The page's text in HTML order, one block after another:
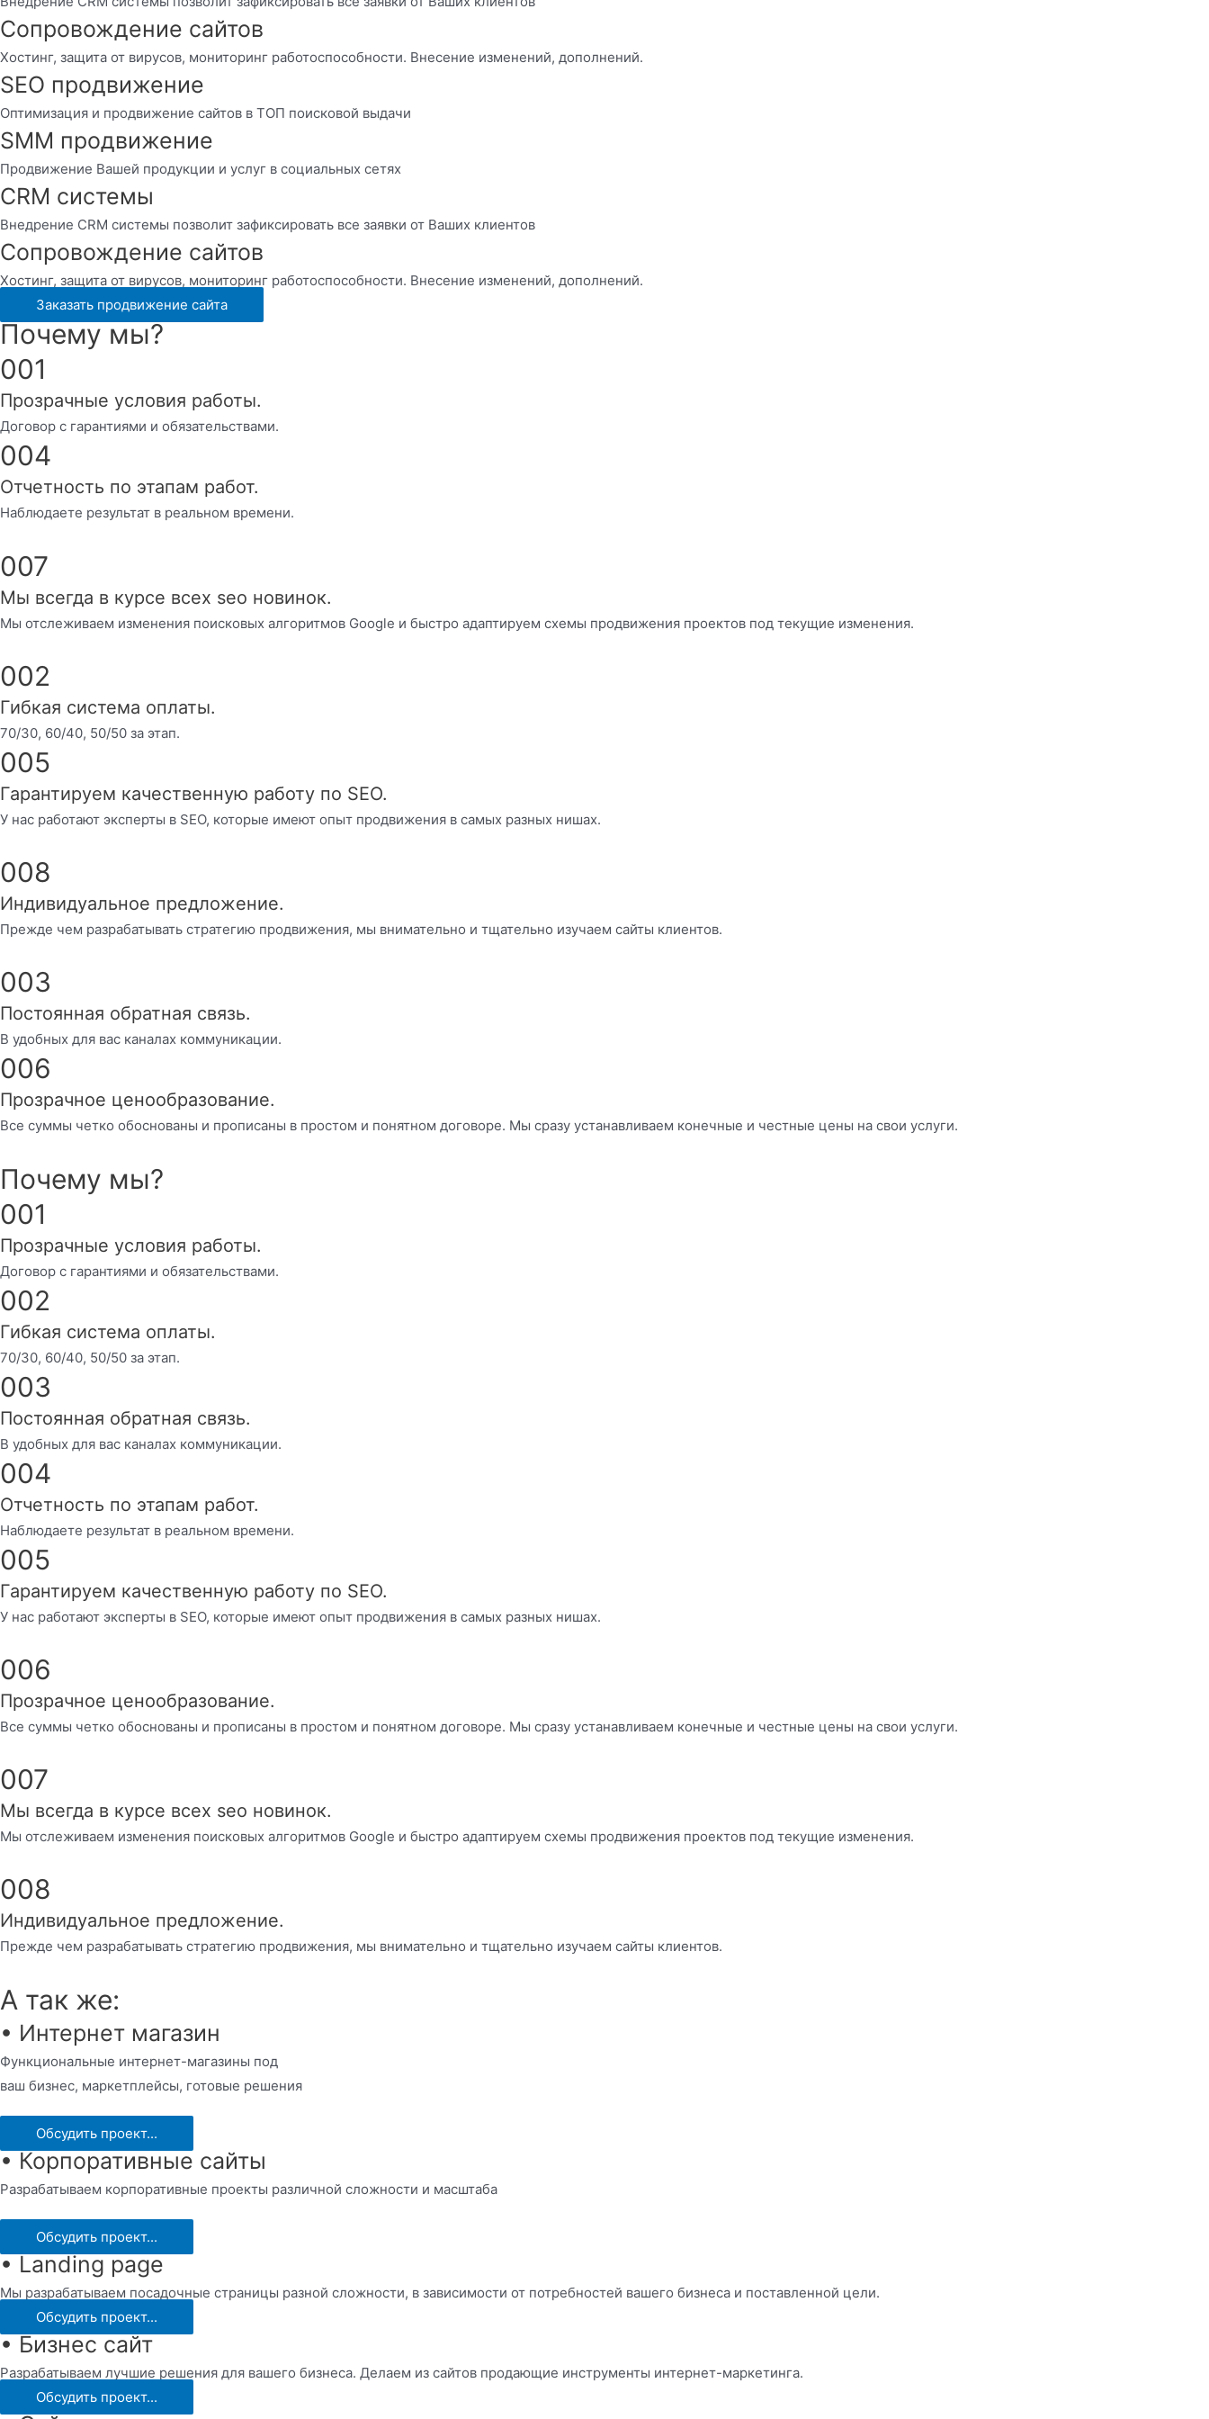
Сопровождение сайтов
Хостинг, защита от вирусов, мониторинг работоспособности. Внесение изменений, дополнений.
SEO продвижение
Оптимизация и продвижение сайтов в ТОП поисковой выдачи
SMM продвижение
Продвижение Вашей продукции и услуг в социальных сетях
CRM системы
Внедрение CRM системы позволит зафиксировать все заявки от Ваших клиентов
Сопровождение сайтов
Хостинг, защита от вирусов, мониторинг работоспособности. Внесение изменений, дополнений.
Заказать продвижение сайта
Почему мы?
001
Прозрачные условия работы.
Договор с гарантиями и обязательствами.
004
Отчетность по этапам работ.
Наблюдаете результат в реальном времени.
007
Мы всегда в курсе всех seo новинок.
Мы отслеживаем изменения поисковых алгоритмов Google и быстро адаптируем схемы продвижения проектов под текущие изменения.
002
Гибкая система оплаты.
70/30, 60/40, 50/50 за этап.
005
Гарантируем качественную работу по SEO.
У нас работают эксперты в SEO, которые имеют опыт продвижения в самых разных нишах.
008
Индивидуальное предложение.
Прежде чем разрабатывать стратегию продвижения, мы внимательно и тщательно изучаем сайты клиентов.
003
Постоянная обратная связь.
В удобных для вас каналах коммуникации.
006
Прозрачное ценообразование.
Все суммы четко обоснованы и прописаны в простом и понятном договоре. Мы сразу устанавливаем конечные и честные цены на свои услуги.
Почему мы?
001
Прозрачные условия работы.
Договор с гарантиями и обязательствами.
002
Гибкая система оплаты.
70/30, 60/40, 50/50 за этап.
003
Постоянная обратная связь.
В удобных для вас каналах коммуникации.
004
Отчетность по этапам работ.
Наблюдаете результат в реальном времени.
005
Гарантируем качественную работу по SEO.
У нас работают эксперты в SEO, которые имеют опыт продвижения в самых разных нишах.
006
Прозрачное ценообразование.
Все суммы четко обоснованы и прописаны в простом и понятном договоре. Мы сразу устанавливаем конечные и честные цены на свои услуги.
007
Мы всегда в курсе всех seo новинок.
Мы отслеживаем изменения поисковых алгоритмов Google и быстро адаптируем схемы продвижения проектов под текущие изменения.
008
Индивидуальное предложение.
Прежде чем разрабатывать стратегию продвижения, мы внимательно и тщательно изучаем сайты клиентов.
А так же:
• Интернет магазин
Функциональные интернет-магазины под
ваш бизнес, маркетплейсы, готовые решения
Обсудить проект...
• Корпоративные сайты
Разрабатываем корпоративные проекты различной сложности и масштаба
Обсудить проект...
• Landing page
Мы разрабатываем посадочные страницы разной сложности, в зависимости от потребностей вашего бизнеса и поставленной цели.
Обсудить проект...
• Бизнес сайт
Разрабатываем лучшие решения для вашего бизнеса. Делаем из сайтов продающие инструменты интернет-маркетинга.
Обсудить проект...